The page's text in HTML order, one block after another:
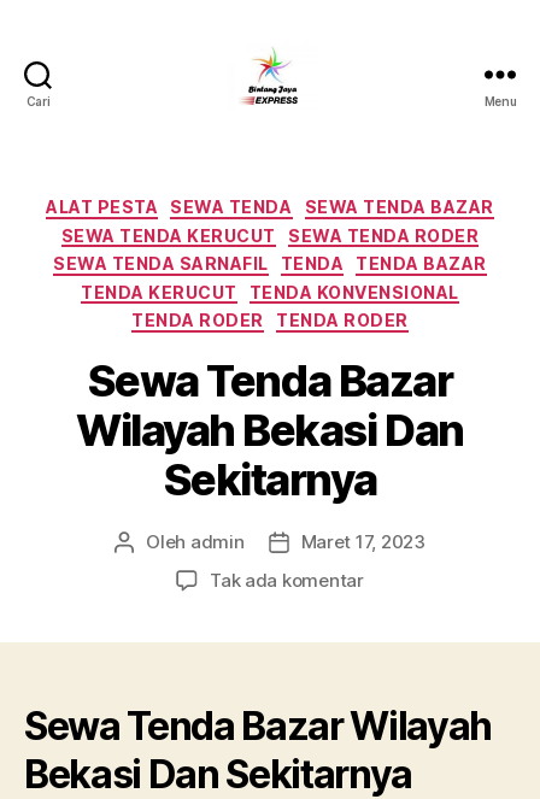
Cari
Pesta
Jabodetabek,Tlp.0878-
7350-
8787
Menu
Kategori
ALAT PESTA SEWA TENDA
SEWA TENDA BAZAR
SEWA TENDA KERUCUT
SEWA TENDA RODER
SEWA TENDA SARNAFIL
TENDA
TENDA BAZAR
TENDA KERUCUT
TENDA KONVENSIONAL
TENDA RODER
TENDA RODER
Sewa Tenda Bazar
Wilayah Bekasi Dan
Sekitarnya
Penulis
artikel
Oleh admin
Tanggal
artikel
Maret 17, 2023
Tak ada komentarpada
Bekasi
Dan
Sekitarnya
Sewa Tenda Bazar Wilayah
Bekasi Dan Sekitarnya